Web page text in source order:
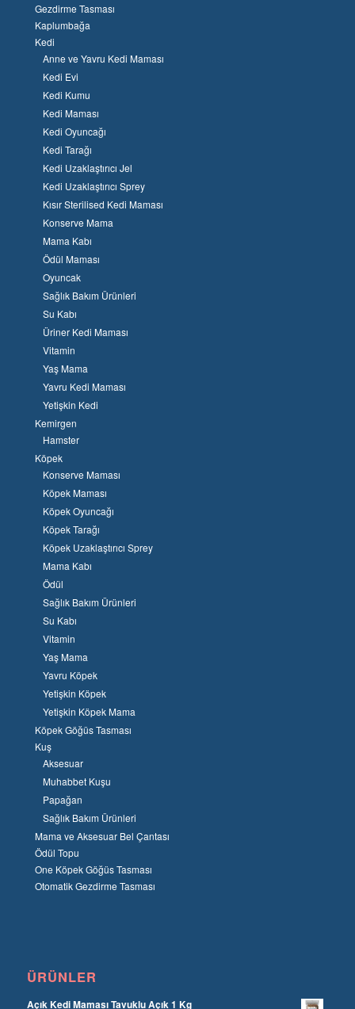
Gezdirme Tasması
Kaplumbağa
Kedi
Anne ve Yavru Kedi Maması
Kedi Evi
Kedi Kumu
Kedi Maması
Kedi Oyuncağı
Kedi Tarağı
Kedi Uzaklaştırıcı Jel
Kedi Uzaklaştırıcı Sprey
Kısır Sterilised Kedi Maması
Konserve Mama
Mama Kabı
Ödül Maması
Oyuncak
Sağlık Bakım Ürünleri
Su Kabı
Üriner Kedi Maması
Vitamin
Yaş Mama
Yavru Kedi Maması
Yetişkin Kedi
Kemirgen
Hamster
Köpek
Konserve Maması
Köpek Maması
Köpek Oyuncağı
Köpek Tarağı
Köpek Uzaklaştırıcı Sprey
Mama Kabı
Ödül
Sağlık Bakım Ürünleri
Su Kabı
Vitamin
Yaş Mama
Yavru Köpek
Yetişkin Köpek
Yetişkin Köpek Mama
Köpek Göğüs Tasması
Kuş
Aksesuar
Muhabbet Kuşu
Papağan
Sağlık Bakım Ürünleri
Mama ve Aksesuar Bel Çantası
Ödül Topu
One Köpek Göğüs Tasması
Otomatik Gezdirme Tasması
ÜRÜNLER
Açık Kedi Maması Tavuklu Açık 1 Kg